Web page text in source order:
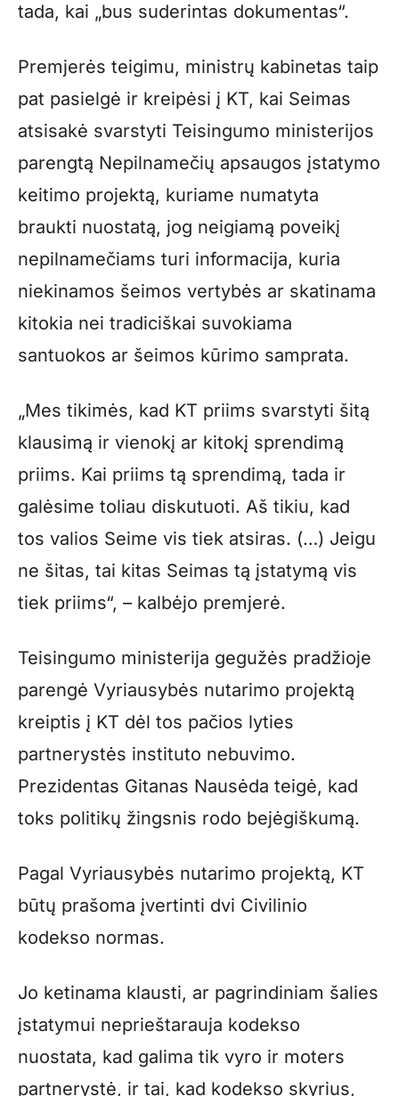
tada, kai „bus suderintas dokumentas“.
Premjerės teigimu, ministrų kabinetas taip
pat pasielgė ir kreipėsi į KT, kai Seimas
atsisakė svarstyti Teisingumo ministerijos
parengtą Nepilnamečių apsaugos įstatymo
keitimo projektą, kuriame numatyta
braukti nuostatą, jog neigiamą poveikį
nepilnamečiams turi informacija, kuria
niekinamos šeimos vertybės ar skatinama
kitokia nei tradiciškai suvokiama
santuokos ar šeimos kūrimo samprata.
„Mes tikimės, kad KT priims svarstyti šitą
klausimą ir vienokį ar kitokį sprendimą
priims. Kai priims tą sprendimą, tada ir
galėsime toliau diskutuoti. Aš tikiu, kad
tos valios Seime vis tiek atsiras. (…) Jeigu
ne šitas, tai kitas Seimas tą įstatymą vis
tiek priims“, – kalbėjo premjerė.
Teisingumo ministerija gegužės pradžioje
parengė Vyriausybės nutarimo projektą
kreiptis į KT dėl tos pačios lyties
partnerystės instituto nebuvimo.
Prezidentas Gitanas Nausėda teigė, kad
toks politikų žingsnis rodo bejėgiškumą.
Pagal Vyriausybės nutarimo projektą, KT
būtų prašoma įvertinti dvi Civilinio
kodekso normas.
Jo ketinama klausti, ar pagrindiniam šalies
įstatymui neprieštarauja kodekso
nuostata, kad galima tik vyro ir moters
partnerystė, ir tai, kad kodekso skyrius,